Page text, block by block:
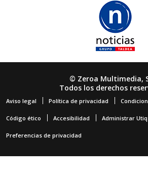
© Zeroa Multimedia,
Todos los derechos
Aviso legal Política de privacidad
Código ético Accesibilidad Administrar Utiq
Preferencias de privacidad